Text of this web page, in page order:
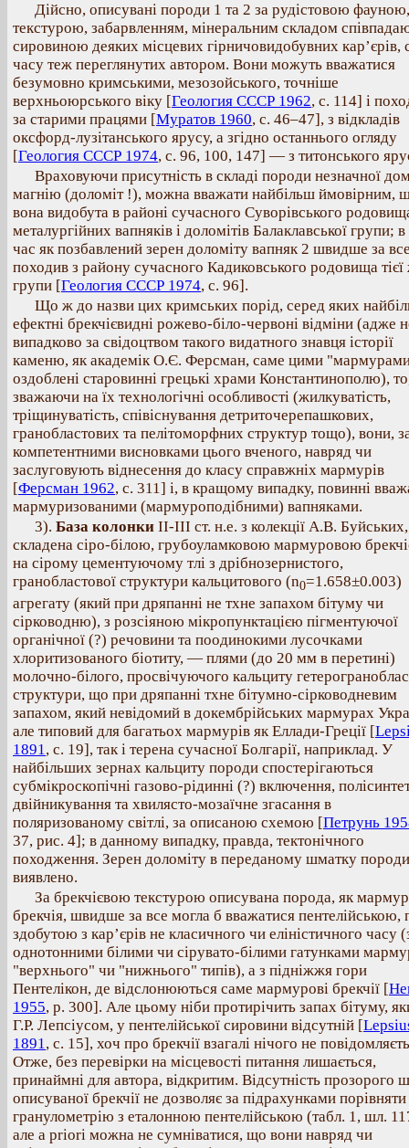
Дійсно, описувані породи 1 та 2 за рудістовою фауною,
текстурою, забарвленням, мінеральним складом
сировиною деяких місцевих гірничовидобувних кар’єрів,
часу теж переглянутих автором. Вони можуть вважатися
безумовно кримськими, мезозойського, точніше
верхньоюрського віку [Геология СССР 1962, с. 114] і
за старими працями [Муратов 1960, с. 46–47], з відкладів
оксфорд-лузітанського ярусу, а згідно останнього огляду
[Геология СССР 1974, с. 96, 100, 147] — з титонського
Враховуючи присутність в складі породи незначної
магнію (доломіт !), можна вважати найбільш ймовірним,
вона видобута в районі сучасного Суворівського
металургійних вапняків і доломітів Балаклавської групи;
час як позбавлений зерен доломіту вапняк 2 швидше за
походив з району сучасного Кадиковського родовища
групи [Геология СССР 1974, с. 96].
Що ж до назви цих кримських порід, серед яких
ефектні брекчієвидні рожево-біло-червоні відміни (адже
випадково за свідоцтвом такого видатного знавця історії
каменю, як академік О.Є. Ферсман, саме цими
оздоблені старовинні грецькі храми Константинополю),
зважаючи на їх технологічні особливості (жилкуватість,
тріщинуватість, співіснування детриточерепашкових,
гранобластових та пелітоморфних структур тощо), вони,
компетентними висновками цього вченого, навряд чи
заслуговують віднесення до класу справжніх мармурів
[Ферсман 1962, с. 311] і, в кращому випадку, повинні
мармуризованими (мармуроподібними) вапняками.
3). База колонкиII-III ст. н.е. з колекції А.В. Буйських,
складена сіро-білою, грубоуламковою мармуровою
на сірому цементуючому тлі з дрібнозернистого,
гранобластової структури кальцитового (n0=1.658±0.003)
агрегату (який при дряпанні не тхне запахом бітуму чи
сірководню), з розсіяною мікропунктацією пігментуючої
органічної (?) речовини та поодинокими лусочками
хлоритизованого біотиту, — плями (до 20 мм в перетині)
молочно-білого, просвічуючого кальциту
структури, що при дряпанні тхне бітумно-сірководневим
запахом, який невідомий в докембрійських мармурах
але типовий для багатьох мармурів як Еллади-Греції [
1891 , с. 19], так і терена сучасної Болгарії, наприклад. У
найбільших зернах кальциту породи спостерігаються
субмікроскопічні газово-рідинні (?) включення,
двійникування та хвилясто-мозаїчне згасання в
поляризованому світлі, за описаною схемою [Петрунь
37, рис. 4]; в данному випадку, правда, тектонічного
походження. Зерен доломіту в переданому шматку
виявлено.
За брекчієвою текстурою описувана порода, як
брекчія, швидше за все могла б вважатися пентелійською,
здобутою з кар’єрів не класичного чи еліністичного часу
однотонними білими чи сірувато-білими гатунками
"верхнього" чи "нижнього" типів), а з підніжжя гори
Пентелікон, де відслонюються саме мармурові брекчії [
1955, p. 300]. Але цьому ніби протирічить запах бітуму,
Г.Р. Лепсіусом, у пентелійської сировини відсутній [
1891 , с. 15], хоч про брекчії взагалі нічого не
Отже, без перевірки на місцевості питання лишається,
принаймні для автора, відкритим. Відсутність прозорого
описуваної брекчії не дозволяє за підрахунками порівняти
гранулометрію з еталонною пентелійською (табл. 1, шл.
але a priori можна не сумніватися, що вони навряд чи